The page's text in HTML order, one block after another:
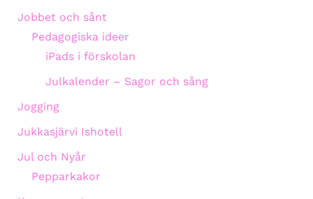
Jobbet och sånt
Pedagogiska ideer
iPads i förskolan
Julkalender – Sagor och sång
Jogging
Jukkasjärvi Ishotell
Jul och Nyår
Pepparkakor